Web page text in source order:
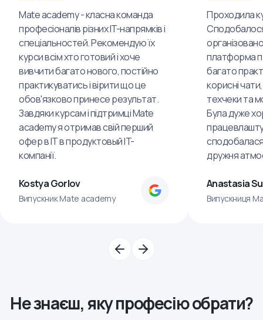
Mate academy - класна команда
професіоналів різних IT-напрямків і
спеціальностей. Рекомендую їх
курси всім хто готовий і хоче
вивчити багато нового, постійно
практикуватись і вірити що це
обов'язково принесе результат.
Завдяки курсам і підтримці Mate
academy я отримав свій перший
офер в IT в продуктовый IT-
компанії.
Kostya Gorlov
Випускник Mate academy
Проходила
платформа
багато
корисні
техчеки та
Була дуже
дружня
Anastasia
Випускниця
Не знаєш, яку професію обрати?